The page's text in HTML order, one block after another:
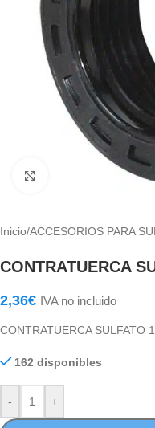
Haga Click para
Inicio/ACCESORIOS PARA
CONTRATUERCA
2,36€ IVA no incluido
CONTRATUERCA SULFATO
162 disponibles
- +